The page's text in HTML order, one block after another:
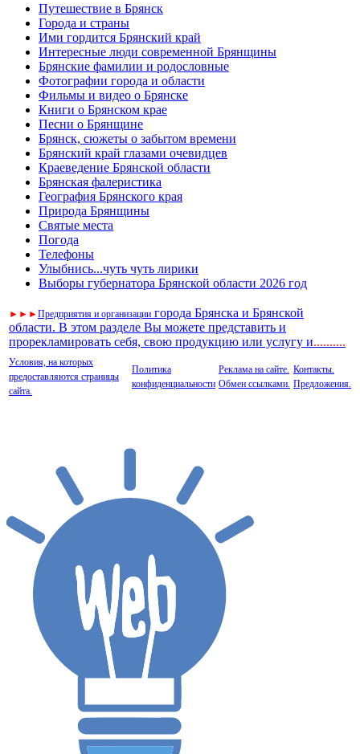
Путешествие в Брянск
Города и страны
Ими гордится Брянский край
Интересные люди современной Брянщины
Брянские фамилии и родословные
Фотографии города и области
Фильмы и видео о Брянске
Книги о Брянском крае
Песни о Брянщине
Брянск, сюжеты о забытом времени
Брянский край глазами очевидцев
Краеведение Брянской области
Брянская фалеристика
География Брянского края
Природа Брянщины
Святые места
Погода
Телефоны
Улыбнись...чуть чуть лирики
Выборы губернатора Брянской области 2026 год
► ► ►Предприятия и организации города Брянска и Брянской
области. В этом разделе Вы можете представить и
прорекламировать себя, свою продукцию или услугу и..........
Условия, на которых
предоставляются страницы
сайта.
Политика
конфиденциальности
Реклама на сайте.
Обмен ссылками.
Контакты.
Предложения.